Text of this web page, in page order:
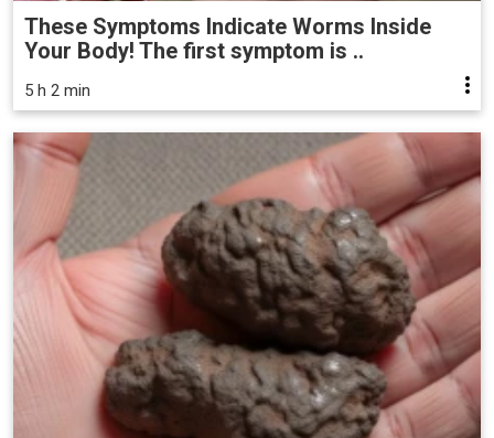
These Symptoms Indicate Worms Inside
Your Body! The first symptom is ..
5 h 2 min